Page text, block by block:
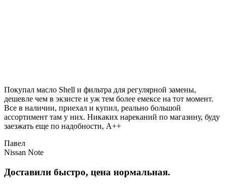
Покупал масло Shell и фильтра для регулярной замены,
дешевле чем в экзисте и уж тем более емексе на тот момент.
Все в наличии, приехал и купил, реально большой
ассортимент там у них. Никаких нареканий по магазину, буду
заезжать еще по надобности, A++
Павел
Nissan Note
Доставили быстро, цена нормальная.